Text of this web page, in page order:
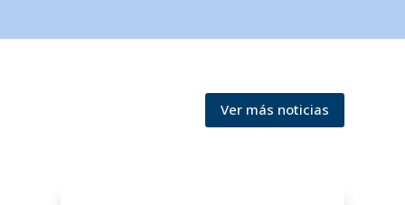
Ver más noticias